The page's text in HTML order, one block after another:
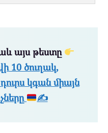
այս թեստը
10 ծուղակ,
կգան միայն
✍